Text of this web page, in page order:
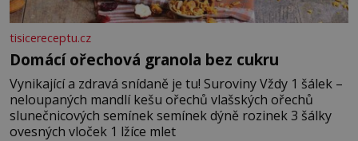
tisicereceptu.cz
Domácí ořechová granola bez cukru
Vynikající a zdravá snídaně je tu! Suroviny Vždy 1 šálek –
neloupaných mandlí kešu ořechů vlašských ořechů
slunečnicových semínek semínek dýně rozinek 3 šálky
ovesných vloček 1 lžíce mlet